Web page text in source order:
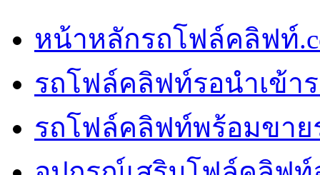
หน้าหลักรถโฟล์คลิฟท์
รถโฟล์คลิฟท์รอนำเข้า
รถโฟล์คลิฟท์พร้อมขาย